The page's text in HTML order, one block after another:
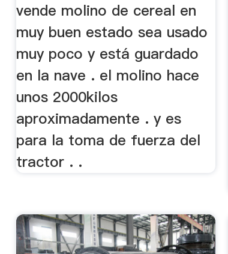
vende molino de cereal en
muy buen estado sea usado
muy poco y está guardado
en la nave . el molino hace
unos 2000kilos
aproximadamente . y es
para la toma de fuerza del
tractor . .